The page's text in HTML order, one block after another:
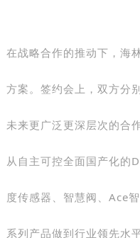
在战略合作的推动下，海
方案。签约会上，双方分
未来更广泛更深层次的合
从自主可控全面国产化
度传感器、智慧阀、Ace
系列产品做到行业领先水